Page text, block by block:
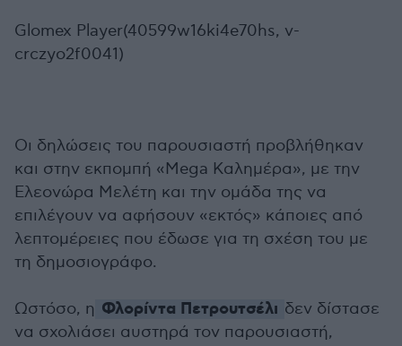
Glomex Player(40599w16ki4e70hs, v-
crczyo2f0041)
Οι δηλώσεις του παρουσιαστή προβλήθηκαν
και στην εκπομπή «Mega Καλημέρα», με την
Ελεονώρα Μελέτη και την ομάδα της να
επιλέγουν να αφήσουν «εκτός» κάποιες από
λεπτομέρειες που έδωσε για τη σχέση του με
τη δημοσιογράφο.
Ωστόσο, η Φλορίντα Πετρουτσέλι δεν δίστασε
να σχολιάσει αυστηρά τον παρουσιαστή,